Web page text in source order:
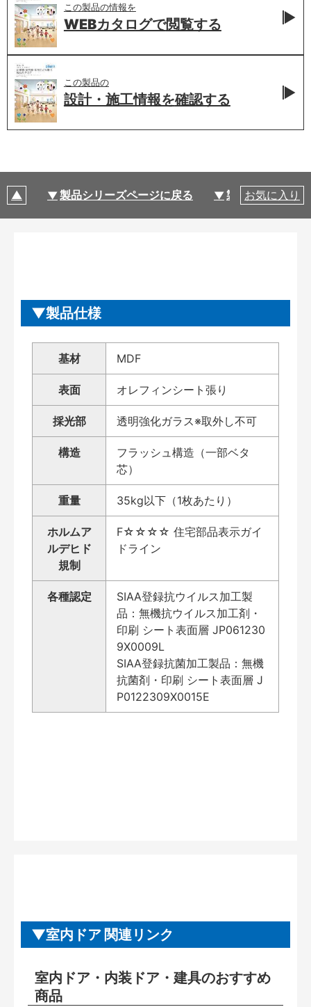
この製品の情報を
WEBカタログで閲覧する
この製品の
設計・施工情報を確認する
製品シリーズページに戻る 製品仕様
お気に入り
製品仕様
基材 MDF
表面 オレフィンシート張り
採光部 透明強化ガラス※取外し不可
構造
フラッシュ構造（一部ベタ
芯）
重量 35kg以下（1枚あたり）
ホルムア
ルデヒド
規制
F☆☆☆☆ 住宅部品表示ガイ
ドライン
各種認定
SIAA登録抗ウイルス加工製
品：無機抗ウイルス加工剤・
印刷 シート表面層 JP061230
9X0009L
SIAA登録抗菌加工製品：無機
抗菌剤・印刷 シート表面層 J
P0122309X0015E
室内ドア 関連リンク
室内ドア・内装ドア・建具のおすすめ
商品